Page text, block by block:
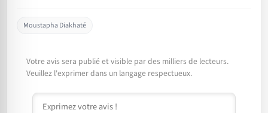
Moustapha Diakhaté
Votre avis sera publié et visible par des milliers de lecteurs.
Veuillez l'exprimer dans un langage respectueux.
Commentaire